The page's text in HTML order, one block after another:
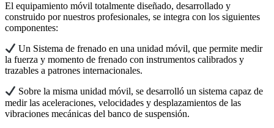
El equipamiento móvil totalmente diseñado, desarrollado y
construido por nuestros profesionales, se integra con los siguientes
componentes:
Un Sistema de frenado en una unidad móvil, que permite medir
la fuerza y momento de frenado con instrumentos calibrados y
trazables a patrones internacionales.
Sobre la misma unidad móvil, se desarrolló un sistema capaz de
medir las aceleraciones, velocidades y desplazamientos de las
vibraciones mecánicas del banco de suspensión.